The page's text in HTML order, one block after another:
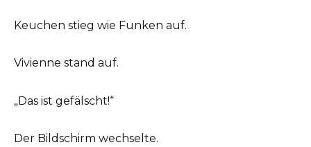
Keuchen stieg wie Funken auf.
Vivienne stand auf.
„Das ist gefälscht!“
Der Bildschirm wechselte.